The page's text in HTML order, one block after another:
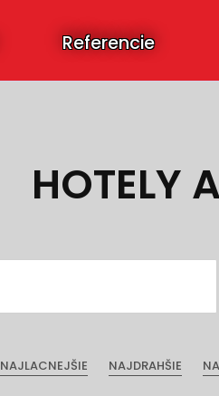
Referencie
HOTELY
NAJLACNEJŠIE NAJDRAHŠIE